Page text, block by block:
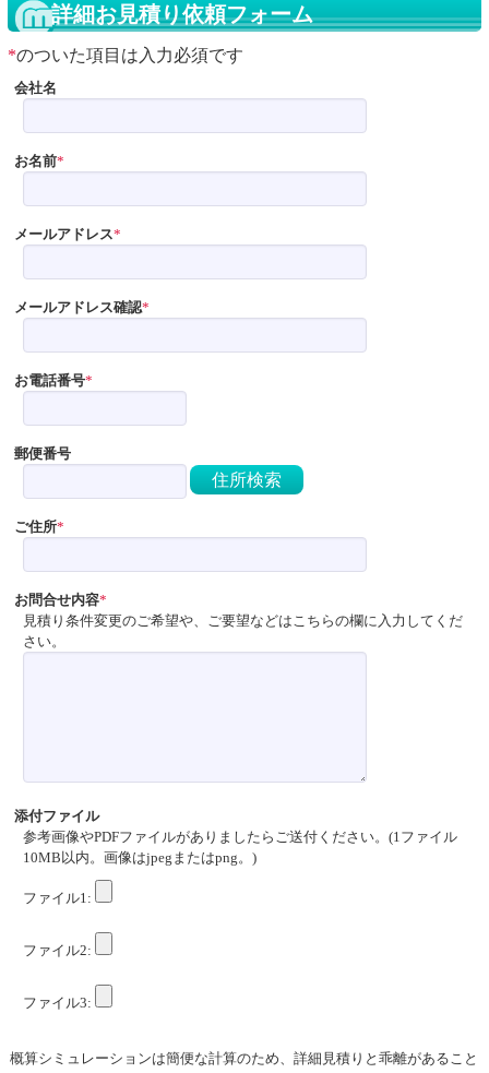
詳細お見積り依頼フォーム
のついた項目は入力必須です
会社名
お名前
メールアドレス
メールアドレス確認
お電話番号
郵便番号
住所検索
ご住所
お問合せ内容
見積り条件変更のご希望や、ご要望などはこちらの欄に入力してくだ
さい。
添付ファイル
参考画像やPDFファイルがありましたらご送付ください。(1ファイル
10MB以内。画像はjpegまたはpng。)
ファイル1:
ファイル2:
ファイル3:
概算シミュレーションは簡便な計算のため、詳細見積りと乖離があること